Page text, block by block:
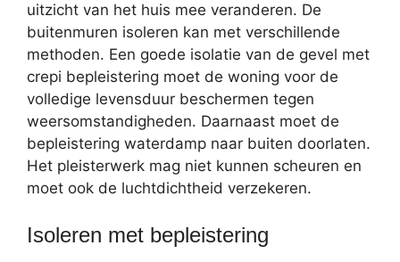
uitzicht van het huis mee veranderen. De
buitenmuren isoleren kan met verschillende
methoden. Een goede isolatie van de gevel met
crepi bepleistering moet de woning voor de
volledige levensduur beschermen tegen
weersomstandigheden. Daarnaast moet de
bepleistering waterdamp naar buiten doorlaten.
Het pleisterwerk mag niet kunnen scheuren en
moet ook de luchtdichtheid verzekeren.
Isoleren met bepleistering